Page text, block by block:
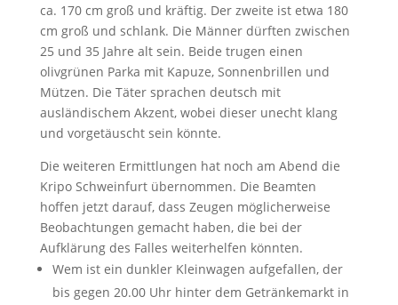
ca. 170 cm groß und kräftig. Der zweite ist etwa 180
cm groß und schlank. Die Männer dürften zwischen
25 und 35 Jahre alt sein. Beide trugen einen
olivgrünen Parka mit Kapuze, Sonnenbrillen und
Mützen. Die Täter sprachen deutsch mit
ausländischem Akzent, wobei dieser unecht klang
und vorgetäuscht sein könnte.
Die weiteren Ermittlungen hat noch am Abend die
Kripo Schweinfurt übernommen. Die Beamten
hoffen jetzt darauf, dass Zeugen möglicherweise
Beobachtungen gemacht haben, die bei der
Aufklärung des Falles weiterhelfen könnten.
Wem ist ein dunkler Kleinwagen aufgefallen, der
bis gegen 20.00 Uhr hinter dem Getränkemarkt in